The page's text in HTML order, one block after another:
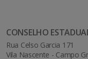
CONSELHO
Rua Celso Garcia 171
Vila Nascente - Campo